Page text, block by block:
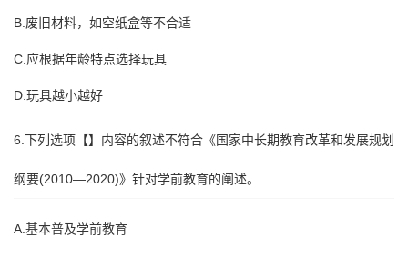
B.废旧材料，如空纸盒等不合适
C.应根据年龄特点选择玩具
D.玩具越小越好
6.下列选项【】内容的叙述不符合《国家中长期教育改革和发展规划
纲要(2010—2020)》针对学前教育的阐述。
A.基本普及学前教育